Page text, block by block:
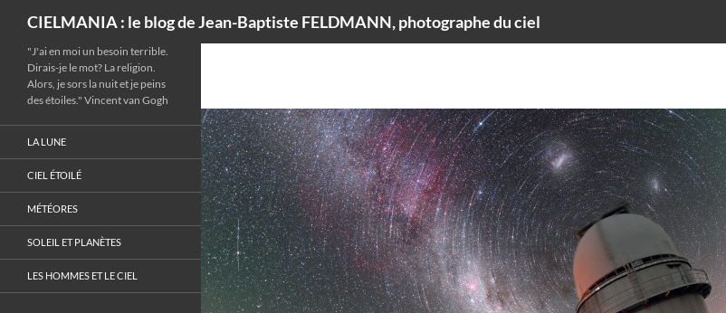
CIELMANIA : le blog de Jean-Baptiste FELDMANN, photographe du ciel
"J'ai en moi un besoin terrible.
Dirais-je le mot? La religion.
Alors, je sors la nuit et je peins
des étoiles." Vincent van Gogh
LA LUNE
CIEL ÉTOILÉ
MÉTÉORES
SOLEIL ET PLANÈTES
LES HOMMES ET LE CIEL